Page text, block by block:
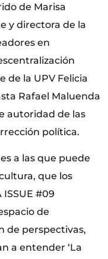
de Marisa
y directora de la
en
de la UPV Felicia
Rafael Maluenda
autoridad de las
política.
a las que puede
que los
#09
de
de perspectivas,
a entender ‘La